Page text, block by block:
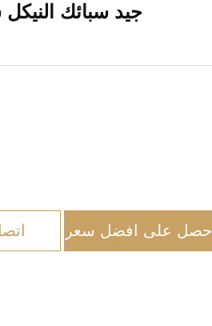
جيد سبائك
احصل على افضل سعر